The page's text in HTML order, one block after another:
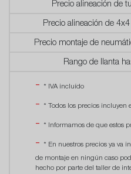
Precio alineación de
Precio alineación de
Precio montaje de
Rango de llanta
* IVA incluído
* Todos los precios incluyen
* Informamos de que estos
* En nuestros precios ya va
de montaje en ningún caso
hecho por parte del taller de